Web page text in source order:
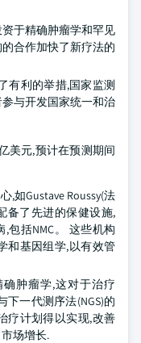
于精确肿瘤学和罕见
合作加快了新疗法的
有利的举措,国家监测
与开发国家统一和治
美元,预计在预测期间
,如Gustave Roussy(法
备了先进的保健设施,
包括NMC。 这些机构
和基因组学,以有效管
肿瘤学,这对于治疗
下一代测序法(NGS)的
疗计划得以实现,改善
场增长.